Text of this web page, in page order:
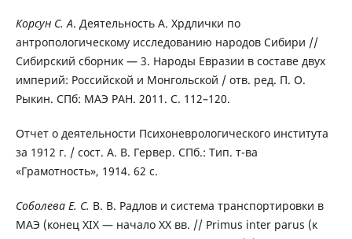
Корсун С. А. Деятельность А. Хрдлички по
антропологическому исследованию народов Сибири //
Сибирский сборник — 3. Народы Евразии в составе двух
империй: Российской и Монгольской / отв. ред. П. О.
Рыкин. СПб: МАЭ РАН. 2011. С. 112–120.
Отчет о деятельности Психоневрологического института
за 1912 г. / сост. А. В. Гервер. СПб.: Тип. т-ва
«Грамотность», 1914. 62 с.
Соболева Е. С. В. В. Радлов и система транспортировки в
МАЭ (конец XIX — начало XX вв. // Primus inter parus (к